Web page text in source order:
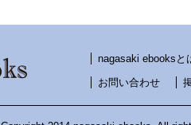
nagasaki ebooksと
お問い合わせ